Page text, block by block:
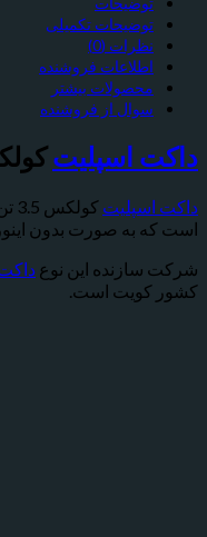
تکمیلی
(0)
فروشنده
بیشتر
از فروشنده
اسپلیتکولکس 3.5 تن مدل 042
به صورت بدون اینورتر کار
این نوع داکت
است.